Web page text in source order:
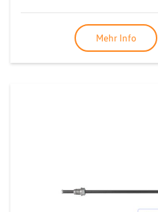
Mehr Info